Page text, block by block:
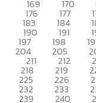
169 170
176 177
183 184
190 191
197 198
204 205
211 212
218 219
225 226
232 233
239 240